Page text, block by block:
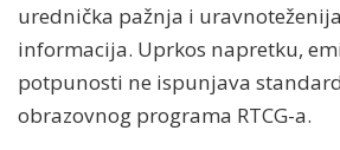
urednička pažnja i
informacija. Uprkos napretku,
potpunosti ne ispunjava
obrazovnog programa RTCG-a.